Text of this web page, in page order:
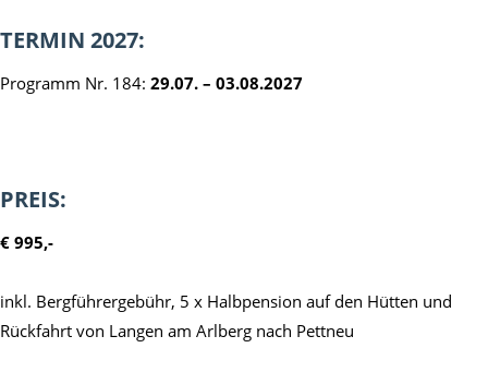
TERMIN 2027:
Programm Nr. 184: 29.07. – 03.08.2027
PREIS:
€ 995,-
inkl. Bergführergebühr, 5 x Halbpension auf den Hütten und
Rückfahrt von Langen am Arlberg nach Pettneu